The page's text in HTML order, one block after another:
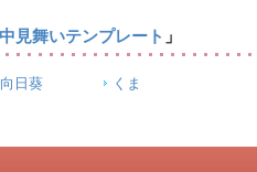
見舞いテンプレート 」
向日葵
くま